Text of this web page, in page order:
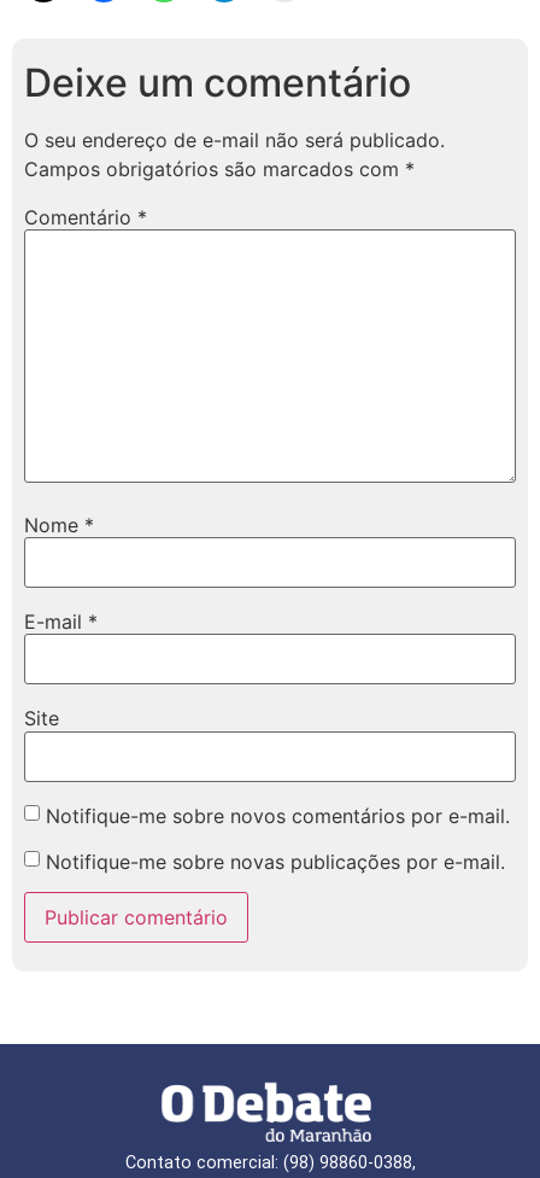
Deixe um comentário
O seu endereço de e-mail não será publicado.
Campos obrigatórios são marcados com *
Comentário *
Nome *
E-mail *
Site
Notifique-me sobre novos comentários por e-mail.
Notifique-me sobre novas publicações por e-mail.
Contato comercial: (98) 98860-0388,